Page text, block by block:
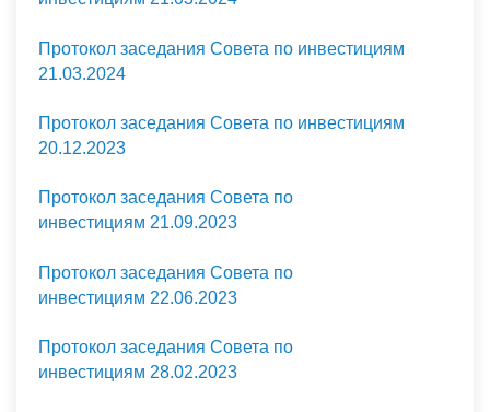
Протокол заседания Совета по инвестициям
21.03.2024
Протокол заседания Совета по инвестициям
20.12.2023
Протокол заседания Совета по
инвестициям 21.09.2023
Протокол заседания Совета по
инвестициям 22.06.2023
Протокол заседания Совета по
инвестициям 28.02.2023